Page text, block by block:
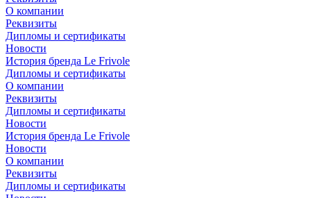
О компании
Реквизиты
Дипломы и сертификаты
Новости
История бренда Le Frivole
Дипломы и сертификаты
О компании
Реквизиты
Дипломы и сертификаты
Новости
История бренда Le Frivole
Новости
О компании
Реквизиты
Дипломы и сертификаты